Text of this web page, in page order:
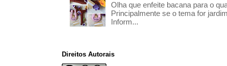
Olha que enfeite bacana para o
Principalmente se o tema for
Inform...
Direitos Autorais